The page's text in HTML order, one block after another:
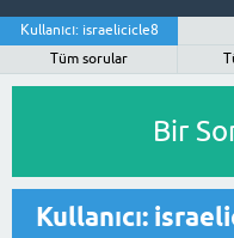
Kullanıcı: israelicicle8
Tüm sorular
Bir
Kullanıcı: